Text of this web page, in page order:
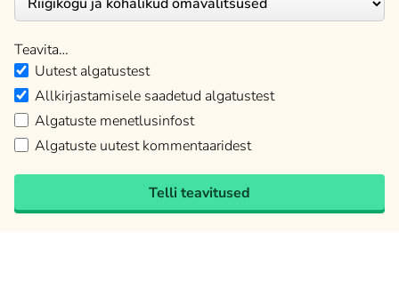
Teavita…
Uutest algatustest
Allkirjastamisele saadetud algatustest
Algatuste menetlusinfost
Algatuste uutest kommentaaridest
Telli teavitused